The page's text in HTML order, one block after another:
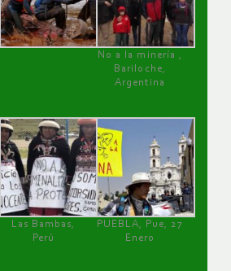
No a la minería ,
Bariloche,
Argentina
Las Bambas,
Perú
PUEBLA, Pue, 27
Enero